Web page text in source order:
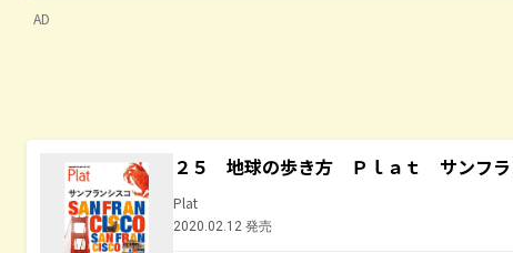
AD
２５ 地球の歩き方 Ｐｌａｔ サンフラ
Plat
2020.02.12 発売